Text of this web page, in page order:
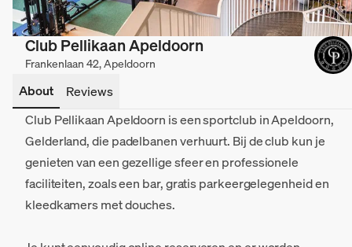
Club Pellikaan Apeldoorn
Frankenlaan 42, Apeldoorn
About
Reviews
Club Pellikaan Apeldoorn is een sportclub in Apeldoorn,
Gelderland, die padelbanen verhuurt. Bij de club kun je
genieten van een gezellige sfeer en professionele
faciliteiten, zoals een bar, gratis parkeergelegenheid en
kleedkamers met douches.